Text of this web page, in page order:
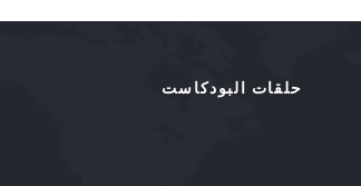
حلقات البودكاست